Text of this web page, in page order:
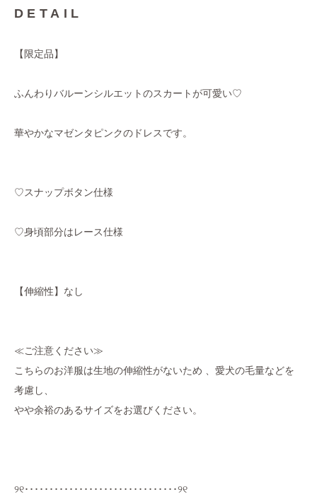
DETAIL
【限定品】
ふんわりバルーンシルエットのスカートが可愛い♡
華やかなマゼンタピンクのドレスです。
♡スナップボタン仕様
♡身頃部分はレース仕様
【伸縮性】なし
≪ご注意ください≫
こちらのお洋服は生地の伸縮性がないため 、愛犬の毛量などを
考慮し、
やや余裕のあるサイズをお選びください。
୨୧･･･････････････････････････････୨୧